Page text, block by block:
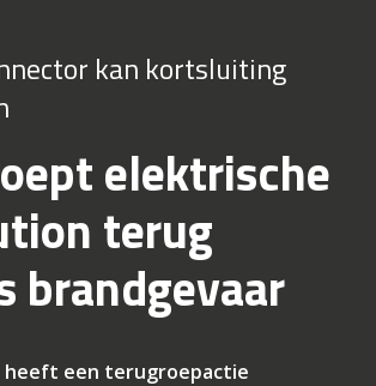
kan kortsluiting
elektrische
terug
brandgevaar
heeft een terugroepactie